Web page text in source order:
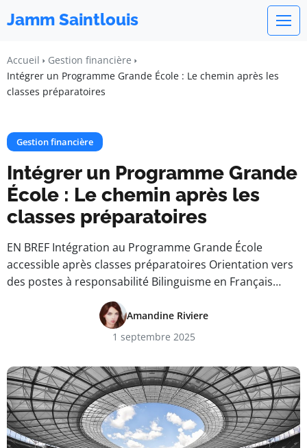
Jamm Saintlouis
Accueil
Gestion financière
Intégrer un Programme Grande École : Le chemin après les
classes préparatoires
Gestion financière
Intégrer un Programme Grande
École : Le chemin après les
classes préparatoires
EN BREF Intégration au Programme Grande École
accessible après classes préparatoires Orientation vers
des postes à responsabilité Bilinguisme en Français…
Amandine Riviere
1 septembre 2025